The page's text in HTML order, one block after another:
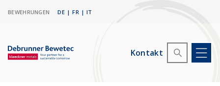
BEWEHRUNGEN IT
|
FR
|
DE
Kontakt